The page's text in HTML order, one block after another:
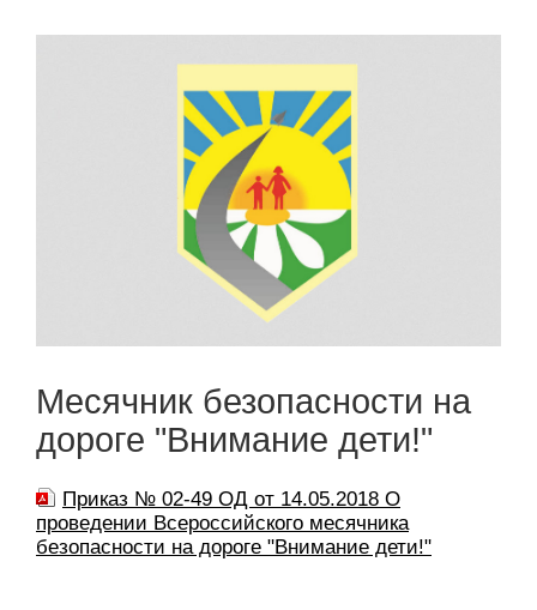
Месячник безопасности на
дороге "Внимание дети!"
Приказ № 02-49 ОД от 14.05.2018 О
проведении Всероссийского месячника
безопасности на дороге "Внимание дети!"